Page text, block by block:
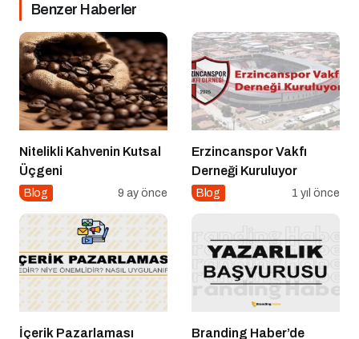
Benzer Haberler
Nitelikli Kahvenin Kutsal
Üçgeni
Blog 9 ay önce
Erzincanspor Vakfı
Derneği Kuruluyor
Blog 1 yıl önce
İçerik Pazarlaması
Branding Haber’de